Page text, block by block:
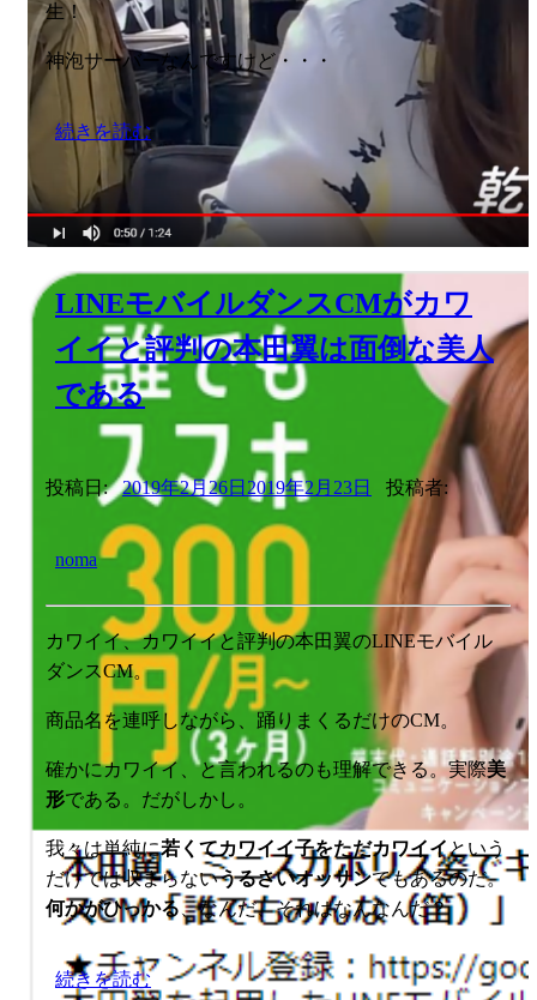
生！
神泡サーバーなんですけど・・・
続きを読む
LINEモバイルダンスCMがカワ
イイと評判の本田翼は面倒な美人
である
投稿日: 2019年2月26日 2019年2月23日 投稿者:
noma
カワイイ、カワイイと評判の本田翼のLINEモバイル
ダンスCM。
商品名を連呼しながら、踊りまくるだけのCM。
確かにカワイイ、と言われるのも理解できる。実際美
形である。だがしかし。
我々は単純に若くてカワイイ子をただカワイイという
だけでは収まらないうるさいオッサンでもあるのだ。
何かがひっかる、なんだ、それはなんなんだ？
続きを読む